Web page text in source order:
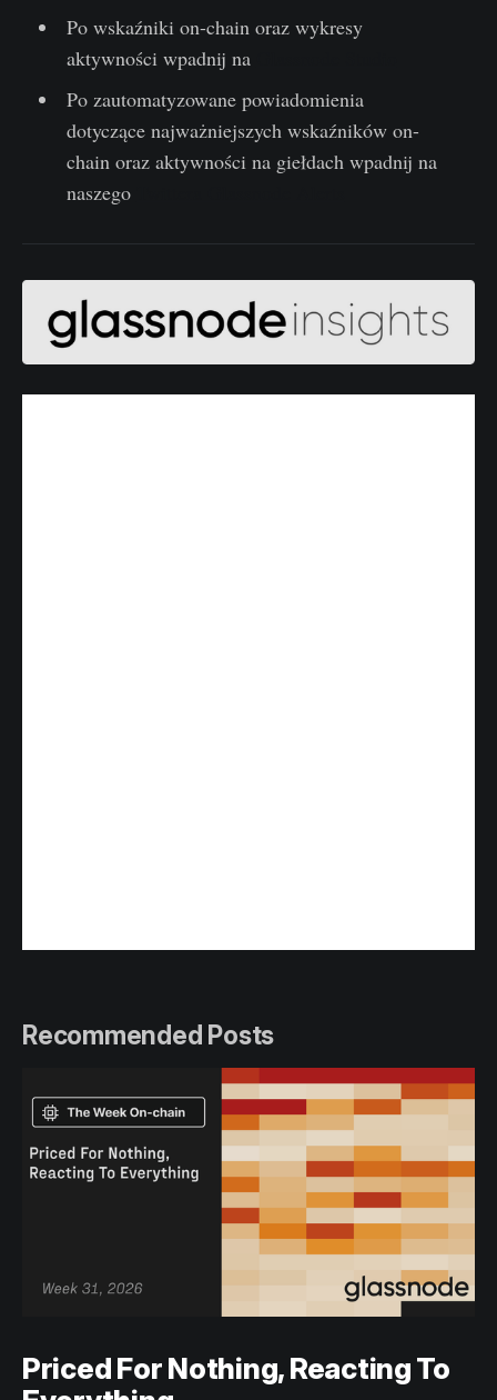
Po wskaźniki on-chain oraz wykresy
aktywności wpadnij na
Po zautomatyzowane powiadomienia
dotyczące najważniejszych wskaźników on-
chain oraz aktywności na giełdach wpadnij na
naszego
Recommended Posts
Priced For Nothing, Reacting To